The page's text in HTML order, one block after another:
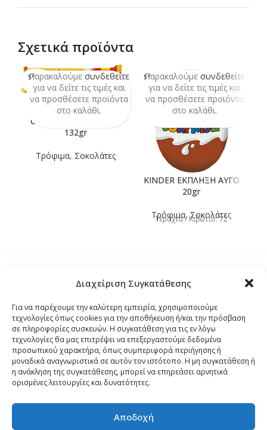
Διαχείριση Συγκατάθεσης
Για να παρέχουμε την καλύτερη εμπειρία, χρησιμοποιούμε
τεχνολογίες όπως cookies για την αποθήκευση ή/και την πρόσβαση
σε πληροφορίες συσκευών. Η συγκατάθεση για τις εν λόγω
τεχνολογίες θα μας επιτρέψει να επεξεργαστούμε δεδομένα
προσωπικού χαρακτήρα, όπως συμπεριφορά περιήγησης ή
μοναδικά αναγνωριστικά σε αυτόν τον ιστότοπο. Η μη συγκατάθεση ή
η ανάκληση της συγκατάθεσης, μπορεί να επηρεάσει αρνητικά
ορισμένες λειτουργίες και δυνατότητες.
Αποδοχή
Σχετικά προϊόντα
SOLD
OUT
COOKIES CHOCO TWIX
132gr
Τρόφιμα, Σοκολάτες
Παρακαλούμε συνδεθείτε
για να δείτε τις τιμές και
να προσθέσετε προϊόντα
στο καλάθι.
SOLD
OUT
KINDER ΕΚΠΛΗΞΗ ΑΥΓΟ
20gr
Τρόφιμα,Σοκολάτες
Τεμάχια / Κιβώτιο: 72
Παρακαλούμε συνδεθείτε
για να δείτε τις τιμές και
να προσθέσετε προϊόντα
στο καλάθι.
Τρόποι Αποστολής
Τρόποι Αγοράς – Πληρωμής – Επιστρόφης
Όροι και Προϋποθέσεις
Δήλωση Απορρήτου